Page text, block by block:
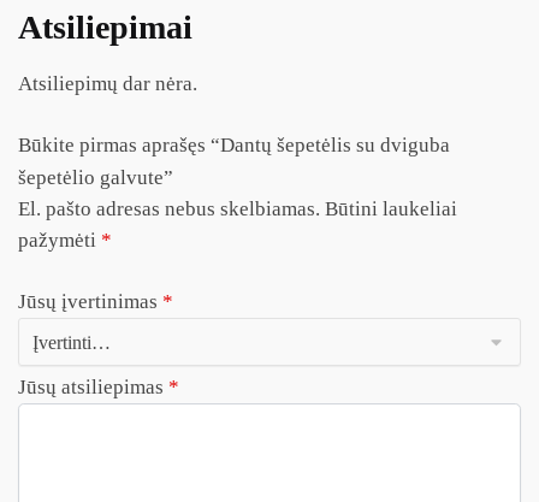
Atsiliepimai
Atsiliepimų dar nėra.
Būkite pirmas aprašęs “Dantų šepetėlis su dviguba
šepetėlio galvute”
El. pašto adresas nebus skelbiamas. Būtini laukeliai
pažymėti *
Jūsų įvertinimas *
Jūsų atsiliepimas *